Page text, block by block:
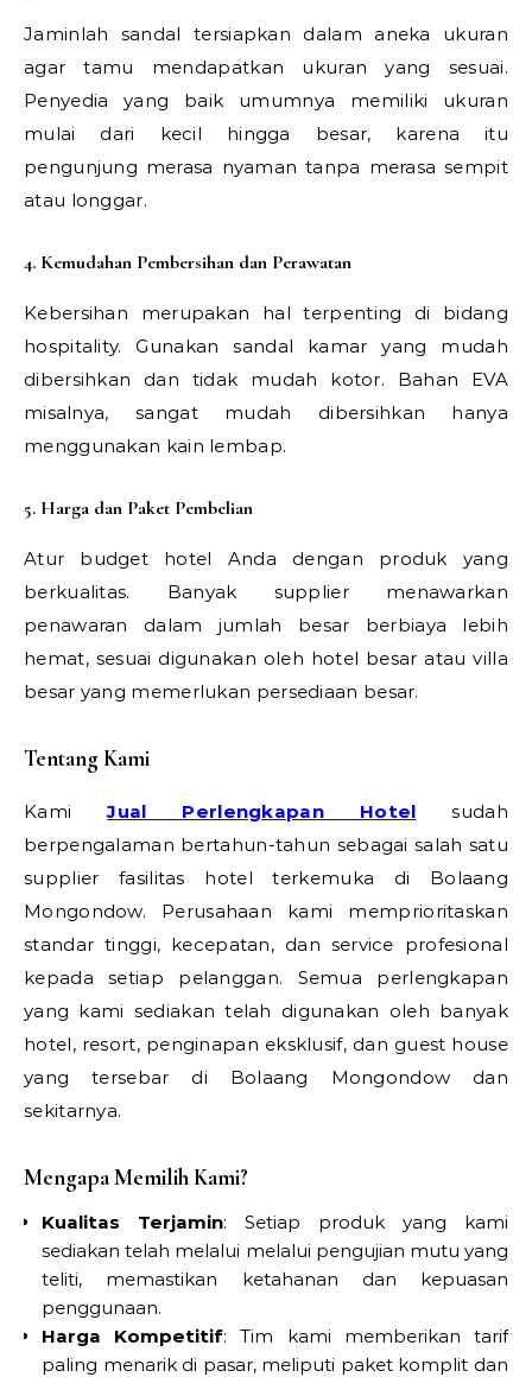
Jaminlah sandal tersiapkan dalam aneka ukuran
agar tamu mendapatkan ukuran yang sesuai.
Penyedia yang baik umumnya memiliki ukuran
mulai dari kecil hingga besar, karena itu
pengunjung merasa nyaman tanpa merasa sempit
atau longgar.
4. Kemudahan Pembersihan dan Perawatan
Kebersihan merupakan hal terpenting di bidang
hospitality. Gunakan sandal kamar yang mudah
dibersihkan dan tidak mudah kotor. Bahan EVA
misalnya, sangat mudah dibersihkan hanya
menggunakan kain lembap.
5. Harga dan Paket Pembelian
Atur budget hotel Anda dengan produk yang
berkualitas. Banyak supplier menawarkan
penawaran dalam jumlah besar berbiaya lebih
hemat, sesuai digunakan oleh hotel besar atau villa
besar yang memerlukan persediaan besar.
Tentang Kami
KamiJual Perlengkapan Hotel sudah
berpengalaman bertahun-tahun sebagai salah satu
supplier fasilitas hotel terkemuka di Bolaang
Mongondow. Perusahaan kami memprioritaskan
standar tinggi, kecepatan, dan service profesional
kepada setiap pelanggan. Semua perlengkapan
yang kami sediakan telah digunakan oleh banyak
hotel, resort, penginapan eksklusif, dan guest house
yang tersebar di Bolaang Mongondow dan
sekitarnya.
Mengapa Memilih Kami?
Kualitas Terjamin: Setiap produk yang kami
sediakan telah melalui melalui pengujian mutu yang
teliti, memastikan ketahanan dan kepuasan
penggunaan.
Harga Kompetitif: Tim kami memberikan tarif
paling menarik di pasar, meliputi paket komplit dan